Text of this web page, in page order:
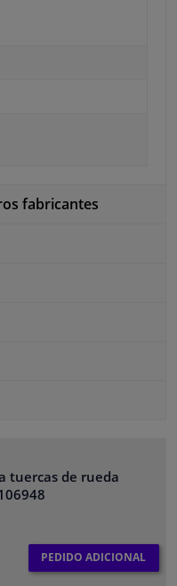
fabricantes
tuercas de rueda
PEDIDO ADICIONAL